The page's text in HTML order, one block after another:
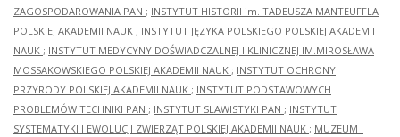
ZAGOSPODAROWANIA PAN ; INSTYTUT HISTORII im. TADEUSZA MANTEUFFLA
POLSKIEJ AKADEMII NAUK ; INSTYTUT JĘZYKA POLSKIEGO POLSKIEJ AKADEMII
NAUK ; INSTYTUT MEDYCYNY DOŚWIADCZALNEJ I KLINICZNEJ IM.MIROSŁAWA
MOSSAKOWSKIEGO POLSKIEJ AKADEMII NAUK ; INSTYTUT OCHRONY
PRZYRODY POLSKIEJ AKADEMII NAUK ; INSTYTUT PODSTAWOWYCH
PROBLEMÓW TECHNIKI PAN ; INSTYTUT SLAWISTYKI PAN ; INSTYTUT
SYSTEMATYKI I EWOLUCJI ZWIERZĄT POLSKIEJ AKADEMII NAUK ; MUZEUM I